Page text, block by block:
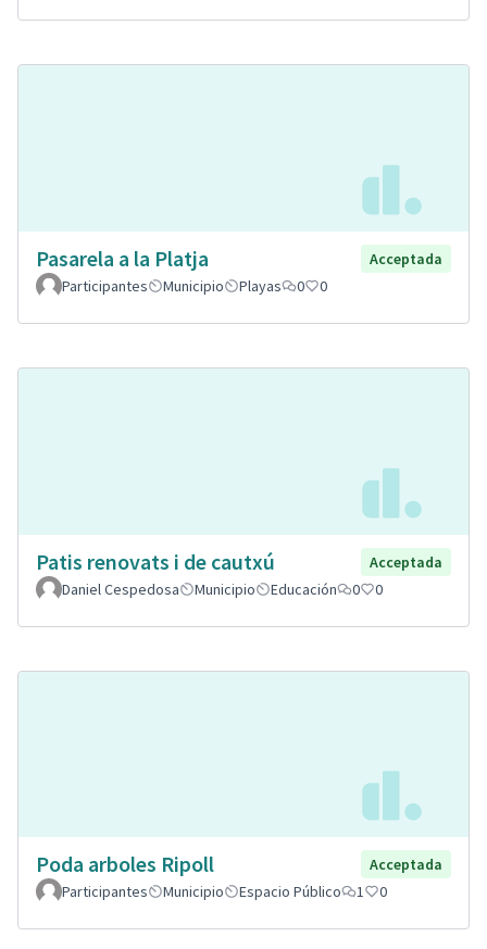
Pasarela a la Platja
Acceptada
Participantes
Municipio Playas 0 0
Patis renovats i de cautxú
Acceptada
Daniel Cespedosa
Municipio Educación 0 0
Poda arboles Ripoll
Acceptada
Participantes
Municipio Espacio Público 1 0